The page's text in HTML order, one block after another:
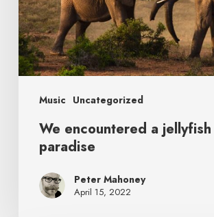
Music Uncategorized
We encountered a jellyfish
paradise
Peter Mahoney
April 15, 2022